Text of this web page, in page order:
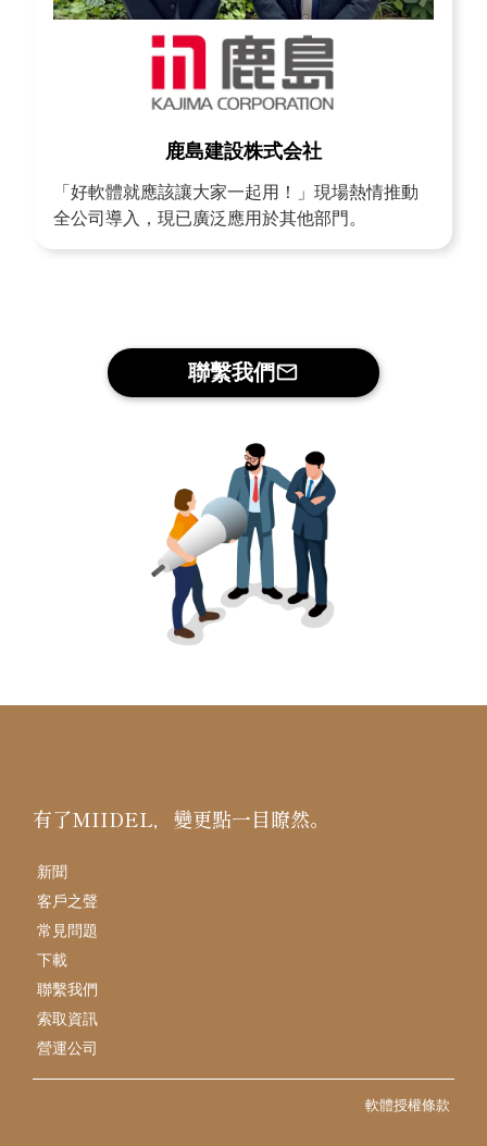
鹿島建設株式会社
「好軟體就應該讓大家一起用！」現場熱情推動
全公司導入，現已廣泛應用於其他部門。
聯繫我們mail_outline
有了MIIDEL，變更點一目瞭然。
新聞
客戶之聲
常見問題
下載
聯繫我們
索取資訊
營運公司
軟體授權條款